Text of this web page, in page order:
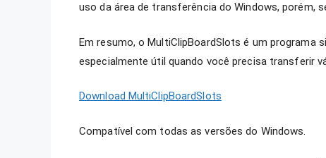
uso da área de transferência do Windows, porém,
Em resumo, o MultiClipBoardSlots é um programa
especialmente útil quando você precisa transferir
Download MultiClipBoardSlots
Compatível com todas as versões do Windows.